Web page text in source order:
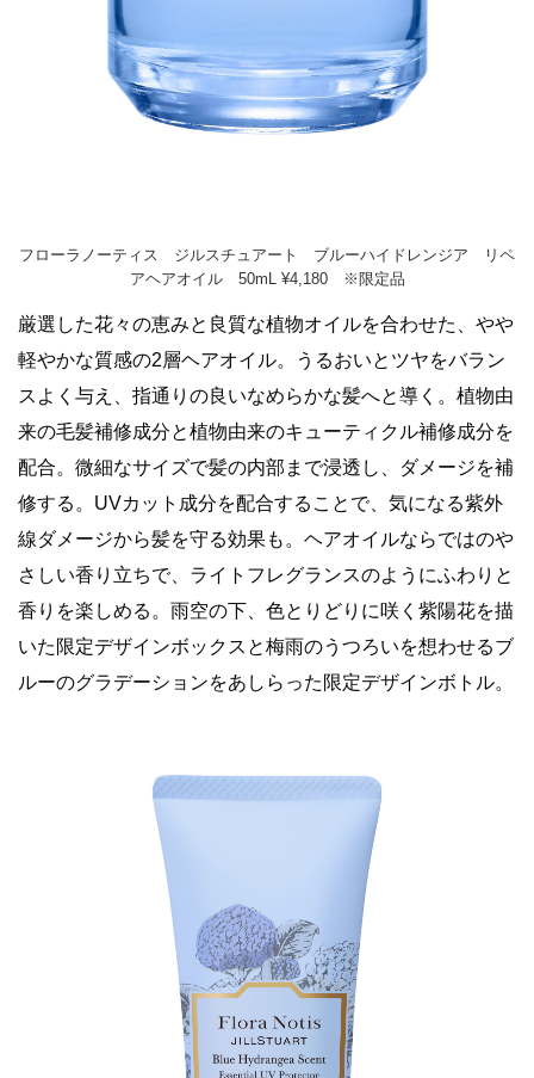
フローラノーティス ジルスチュアート ブルーハイドレンジア リペ
アヘアオイル 50mL ¥4,180 ※限定品
厳選した花々の恵みと良質な植物オイルを合わせた、やや
軽やかな質感の2層ヘアオイル。うるおいとツヤをバラン
スよく与え、指通りの良いなめらかな髪へと導く。植物由
来の毛髪補修成分と植物由来のキューティクル補修成分を
配合。微細なサイズで髪の内部まで浸透し、ダメージを補
修する。UVカット成分を配合することで、気になる紫外
線ダメージから髪を守る効果も。ヘアオイルならではのや
さしい香り立ちで、ライトフレグランスのようにふわりと
香りを楽しめる。雨空の下、色とりどりに咲く紫陽花を描
いた限定デザインボックスと梅雨のうつろいを想わせるブ
ルーのグラデーションをあしらった限定デザインボトル。